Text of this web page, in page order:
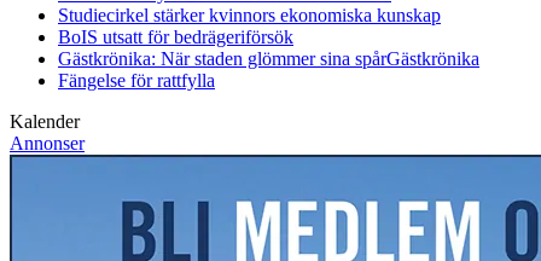
Studiecirkel stärker kvinnors ekonomiska kunskap
BoIS utsatt för bedrägeriförsök
Gästkrönika: När staden glömmer sina spårGästkrönika
Fängelse för rattfylla
Kalender
Annonser